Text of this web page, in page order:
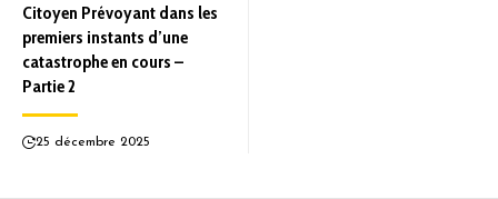
Citoyen Prévoyant dans les
premiers instants d’une
catastrophe en cours –
Partie 2
25 décembre 2025